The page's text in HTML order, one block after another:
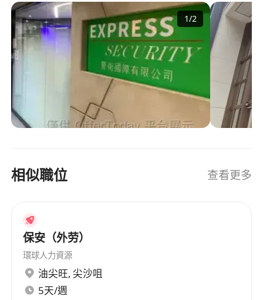
零售保安、防盜系統及行業防恐程序顧問。 目前聘
用的保安人員超過1000名，派駐大型屋苑、商場、
工商廈及停車場等。深得各大物業管理公司信賴及
業戶的讚賞。除了派駐項目的團隊，公司擁有專業
的管理團隊支援及監督營運。 公司的管理層為前紀
律部隊人員及資深業內人仕，通過系統化管理，確
保團隊有效運作，提供高效而優質的保安服務。 企
業理念 1. 警衛國際一向以客為尊，緊貼市場及客戶
的需求，積極創新，追求持續進步 2. 人員管理方
口號「警衛國際，人才優勢」。內部實行大公無私
1/2
相似職位 查看更多
保安（外劳）
環球人力資源
油尖旺, 尖沙咀
5天/週